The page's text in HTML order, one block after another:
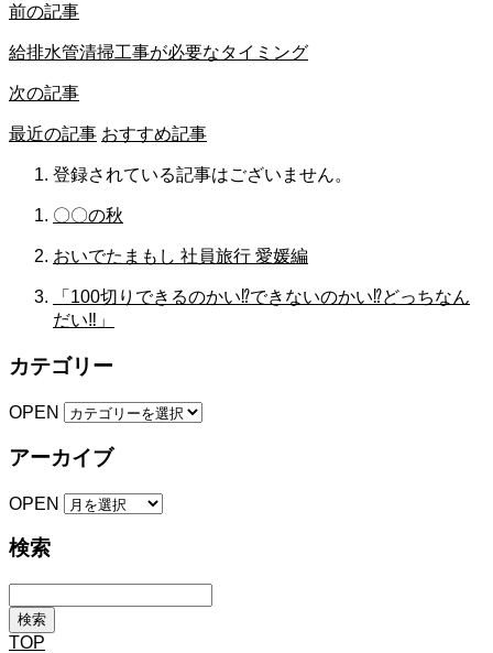
前の記事
給排水管清掃工事が必要なタイミング
次の記事
最近の記事 おすすめ記事
登録されている記事はございません。
〇〇の秋
おいでたまもし 社員旅行 愛媛編
「100切りできるのかい⁉できないのかい⁉どっちなん
だい‼」
カテゴリー
OPEN
アーカイブ
OPEN
検索
TOP